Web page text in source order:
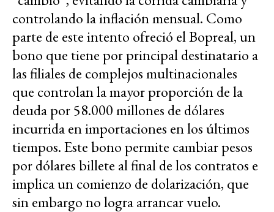
controlando la inflación mensual. Como
parte de este intento ofreció el Bopreal, un
bono que tiene por principal destinatario a
las filiales de complejos multinacionales
que controlan la mayor proporción de la
deuda por 58.000 millones de dólares
incurrida en importaciones en los últimos
tiempos. Este bono permite cambiar pesos
por dólares billete al final de los contratos e
implica un comienzo de dolarización, que
sin embargo no logra arrancar vuelo.